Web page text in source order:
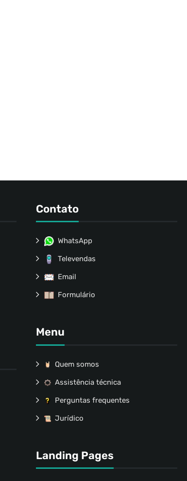
Contato
WhatsApp
Televendas
Email
Formulário
Menu
Quem somos
Assistência técnica
Perguntas frequentes
Jurídico
Landing Pages